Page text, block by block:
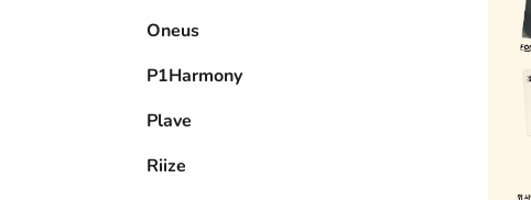
Oneus
P1Harmony
Plave
Riize